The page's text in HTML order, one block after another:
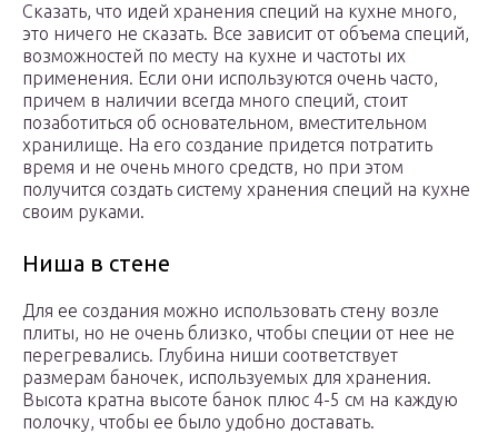
Сказать, что идей хранения специй на кухне много,
это ничего не сказать. Все зависит от объема специй,
возможностей по месту на кухне и частоты их
применения. Если они используются очень часто,
причем в наличии всегда много специй, стоит
позаботиться об основательном, вместительном
хранилище. На его создание придется потратить
время и не очень много средств, но при этом
получится создать систему хранения специй на кухне
своим руками.
Ниша в стене
Для ее создания можно использовать стену возле
плиты, но не очень близко, чтобы специи от нее не
перегревались. Глубина ниши соответствует
размерам баночек, используемых для хранения.
Высота кратна высоте банок плюс 4-5 см на каждую
полочку, чтобы ее было удобно доставать.